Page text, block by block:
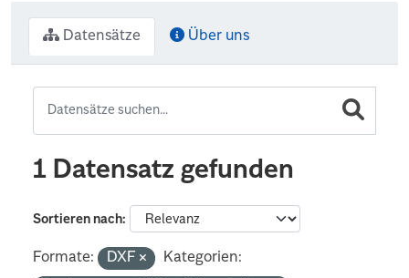
Datensätze Über uns
1 Datensatz gefunden
Sortieren nach
Formate: DXF
Kategorien: